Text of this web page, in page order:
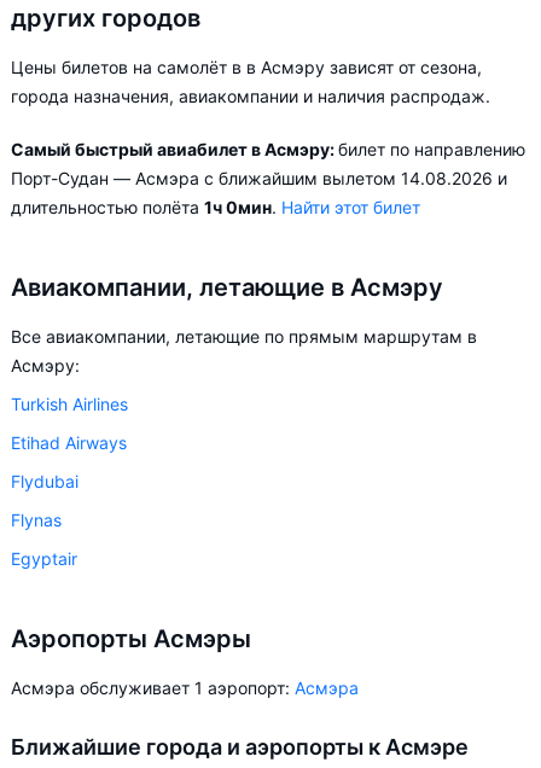
других городов
Цены билетов на самолёт в в Асмэру зависят от сезона,
города назначения, авиакомпании и наличия распродаж.
Самый быстрый авиабилет в Асмэру:билет по направлению
Порт-Судан — Асмэра с ближайшим вылетом 14.08.2026 и
длительностью полёта 1ч 0мин. Найти этот билет
Авиакомпании, летающие в Асмэру
Все авиакомпании, летающие по прямым маршрутам в
Асмэру:
Turkish Airlines
Etihad Airways
Flydubai
Flynas
Egyptair
Аэропорты Асмэры
Асмэра обслуживает 1 аэропорт: Асмэра
Ближайшие города и аэропорты к Асмэре